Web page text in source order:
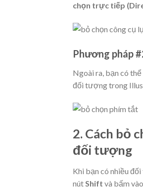
chọn trực tiếp
Phương pháp
Ngoài ra, bạn có
đối tượng trong
2. Cách bỏ
đối tượng
Khi bạn có nhiều
nútShift và bấm